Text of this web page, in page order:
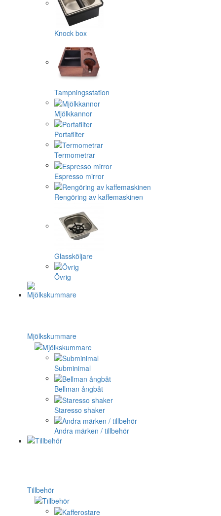
Knock box
Tampningsstation
Mjölkkannor
Portafilter
Termometrar
Espresso mirror
Rengöring av kaffemaskinen
Glassköljare
Övrig
Mjölkskummare
Subminimal
Bellman ångbåt
Staresso shaker
Andra märken / tillbehör
Tillbehör